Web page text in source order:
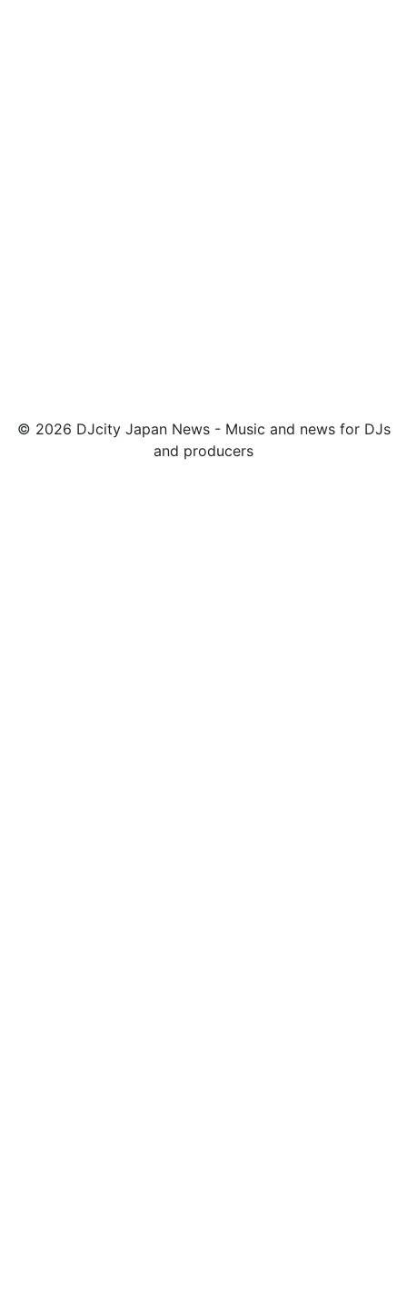
© 2026 DJcity Japan News - Music and news for DJs
and producers